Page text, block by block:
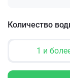
Количество
1 и